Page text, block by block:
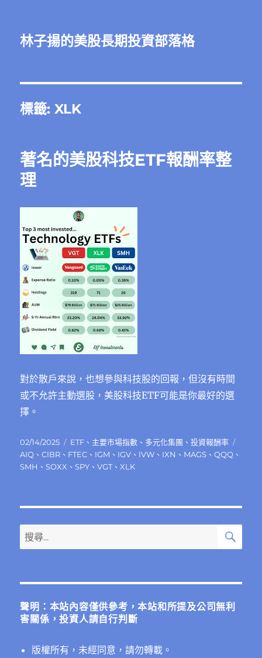
林子揚的美股長期投資部落格
標籤:XLK
著名的美股科技ETF報酬率整
理
對於散戶來說，也想參與科技股的回報，但沒有時間
或不允許主動選股，美股科技ETF可能是你最好的選
擇。
發
佈
日
02/14/2025
分
類
ETF 、 主要市場指數 、 多元化集團 、投資報酬率
AIQ 、CIBR 、 FTEC 、 IGM 、 IGV 、 IVW 、 IXN 、 MAGS 、QQQ 、
SMH 、SOXX 、SPY 、VGT、XLK
搜
尋
鍵
搜
聲明：本站內容僅供參考，本站和所提及公司無利
害關係，投資人請自行判斷
版權所有，未經同意，請勿轉載。